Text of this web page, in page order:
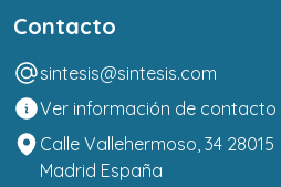
Contacto
sintesis@sintesis.com
Ver información de contacto
Calle Vallehermoso, 34 28015
Madrid España